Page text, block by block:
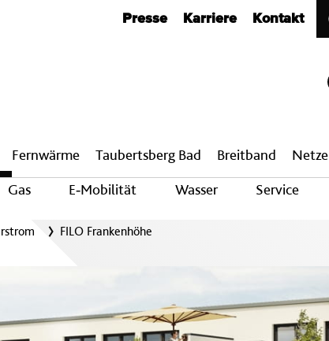
Presse Karriere Kontakt
Gas E‑Mobilität Wasser Service
Fern­wärme Taubertsberg Bad Breit­band Netze
FILO Frankenhöhe